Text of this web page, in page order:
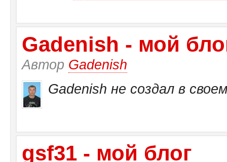
Gadenish - мой
Автор Gadenish
Gadenish не создал в
gsf31 - мой блог